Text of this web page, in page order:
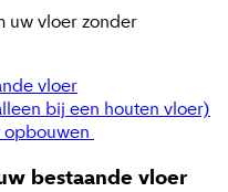
uw vloer zonder
vloer
bij een houten vloer)
opbouwen
bestaande vloer